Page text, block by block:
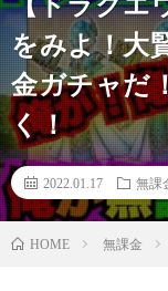
をみよ！大
金ガチャだ
く！
2022.01.17 無課
HOME 無課金